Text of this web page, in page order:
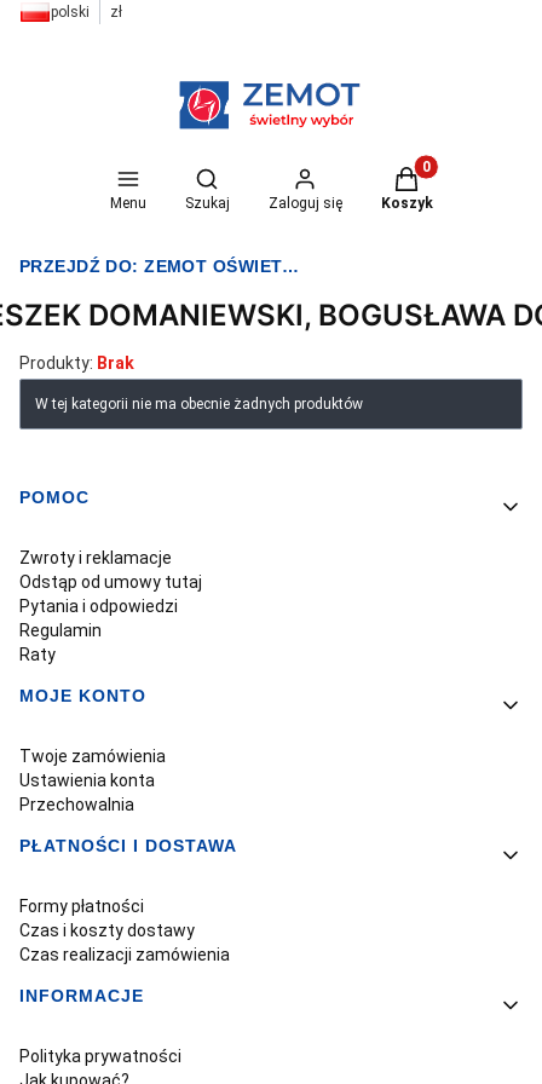
polski zł
Menu
Otwórz wyszukiwarkę
Szukaj Zaloguj się
Produkty w
Koszyk
PRZEJDŹ DO:ZEMOT OŚWIETLENIE I ELEKTRYKA
DOMANIEWSKI, BOGUSŁAWA
Produkty: Brak
Lista produktów
W tej kategorii nie ma obecnie żadnych produktów
Linki w stopce
POMOC
Zwroty i reklamacje
Odstąp od umowy tutaj
Pytania i odpowiedzi
Regulamin
Raty
MOJE KONTO
Twoje zamówienia
Ustawienia konta
Przechowalnia
PŁATNOŚCI I DOSTAWA
Formy płatności
Czas i koszty dostawy
Czas realizacji zamówienia
INFORMACJE
Polityka prywatności